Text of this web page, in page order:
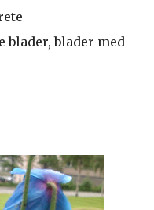
blader, blader med